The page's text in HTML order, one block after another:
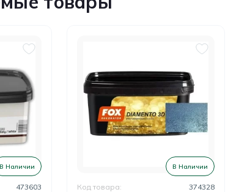
В Наличии
473603
В Наличии
Код товара: 374328